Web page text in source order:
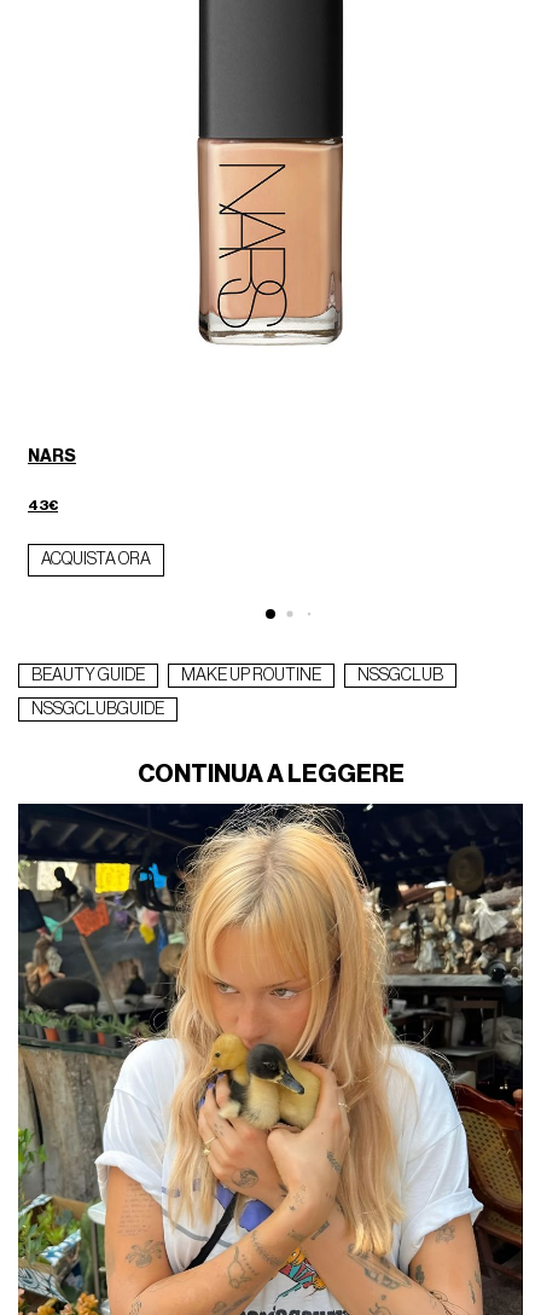
NARS
43€
ACQUISTA ORA
BEAUTY GUIDE MAKE UP ROUTINE
NSSGCLUB
NSSGCLUBGUIDE
CONTINUA A LEGGERE